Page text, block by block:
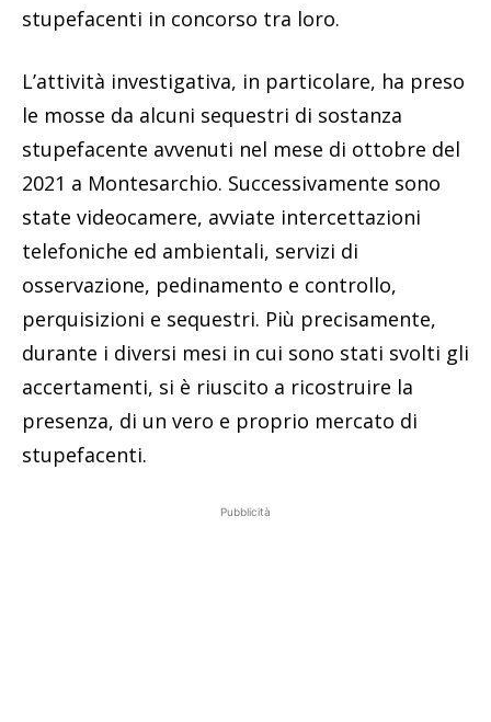
stupefacenti in concorso tra loro.
L’attività investigativa, in particolare, ha preso
le mosse da alcuni sequestri di sostanza
stupefacente avvenuti nel mese di ottobre del
2021 a Montesarchio. Successivamente sono
state videocamere, avviate intercettazioni
telefoniche ed ambientali, servizi di
osservazione, pedinamento e controllo,
perquisizioni e sequestri. Più precisamente,
durante i diversi mesi in cui sono stati svolti gli
accertamenti, si è riuscito a ricostruire la
presenza, di un vero e proprio mercato di
stupefacenti.
Pubblicità